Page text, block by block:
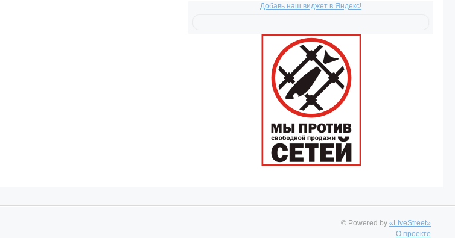
Добавь наш виджет в Яндекс!
© Powered by «LiveStreet»
О проекте